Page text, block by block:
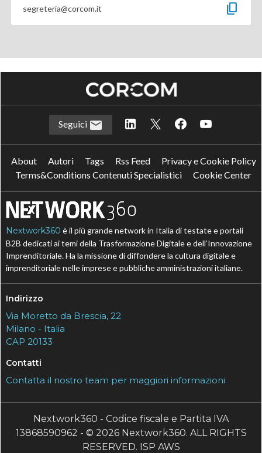
segreteria@corcom.it content_copy
Seguici
About Autori Tags Rss Feed
Privacy e Cookie Policy
Terms&Conditions Contenuti Specialistici
Cookie Center
Nextwork360 è il più grande network in Italia di testate e portali
B2B dedicati ai temi della Trasformazione Digitale e dell’Innovazione
Imprenditoriale. Ha la missione di diffondere la cultura digitale e
imprenditoriale nelle imprese e pubbliche amministrazioni italiane.
Indirizzo
Via Moretto da Brescia, 22
Milano - Italia
CAP 20133
Contatti
Contatta il nostro team per maggiori informazioni
Nextwork360 - Codice fiscale e Partita IVA
13868590962 - © 2026 Nextwork360. ALL RIGHTS
RESERVED. ISP AWS